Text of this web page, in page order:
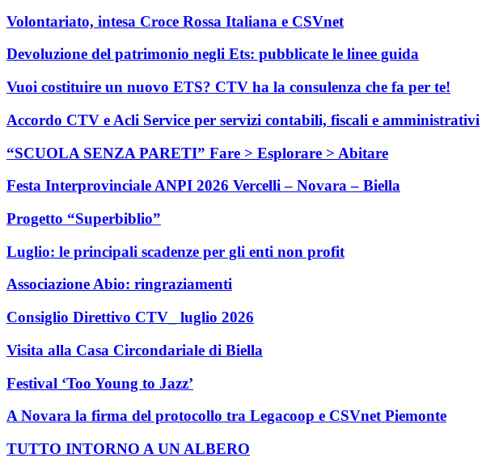
Volontariato, intesa Croce Rossa Italiana e CSVnet
Devoluzione del patrimonio negli Ets: pubblicate le linee guida
Vuoi costituire un nuovo ETS? CTV ha la consulenza che fa per te!
Accordo CTV e Acli Service per servizi contabili, fiscali e amministrativi
“SCUOLA SENZA PARETI” Fare > Esplorare > Abitare
Festa Interprovinciale ANPI 2026 Vercelli – Novara – Biella
Progetto “Superbiblio”
Luglio: le principali scadenze per gli enti non profit
Associazione Abio: ringraziamenti
Consiglio Direttivo CTV_ luglio 2026
Visita alla Casa Circondariale di Biella
Festival ‘Too Young to Jazz’
A Novara la firma del protocollo tra Legacoop e CSVnet Piemonte
TUTTO INTORNO A UN ALBERO